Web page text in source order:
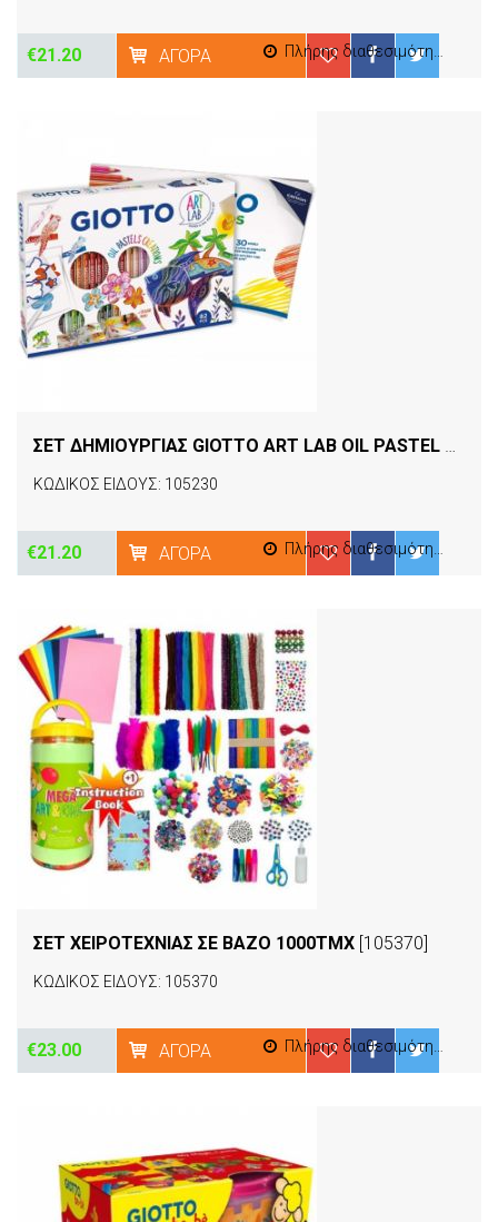
€21.20 ΑΓΟΡΆ Πλήρης διαθεσιμότητα
ΚΩΔΙΚΟΣ ΕΙΔΟΥΣ: 105230
€21.20 ΑΓΟΡΆ Πλήρης διαθεσιμότητα
ΣΕΤ ΧΕΙΡΟΤΕΧΝΙΑΣ ΣΕ ΒΑΖΟ 1000ΤΜΧ [105370]
ΚΩΔΙΚΟΣ ΕΙΔΟΥΣ: 105370
€23.00 ΑΓΟΡΆ Πλήρης διαθεσιμότητα